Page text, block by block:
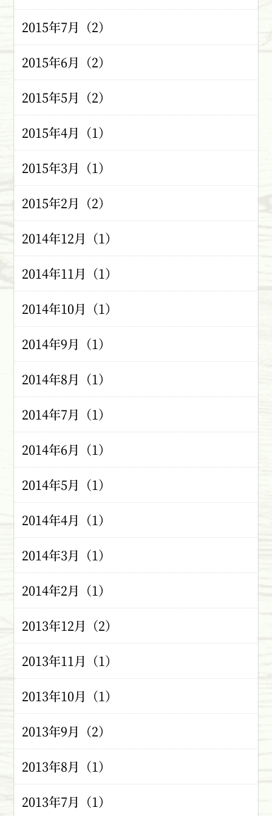
2015年7月（2）
2015年6月（2）
2015年5月（2）
2015年4月（1）
2015年3月（1）
2015年2月（2）
2014年12月（1）
2014年11月（1）
2014年10月（1）
2014年9月（1）
2014年8月（1）
2014年7月（1）
2014年6月（1）
2014年5月（1）
2014年4月（1）
2014年3月（1）
2014年2月（1）
2013年12月（2）
2013年11月（1）
2013年10月（1）
2013年9月（2）
2013年8月（1）
2013年7月（1）